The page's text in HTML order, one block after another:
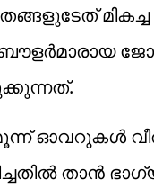
തങ്ങളുടേത്
ഓവറുകൾ
താന്‍